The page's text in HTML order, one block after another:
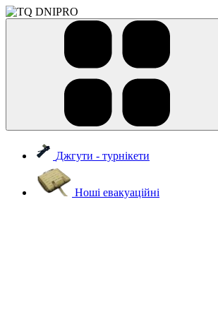
Джгути - турнікети
Ноші евакуаційні